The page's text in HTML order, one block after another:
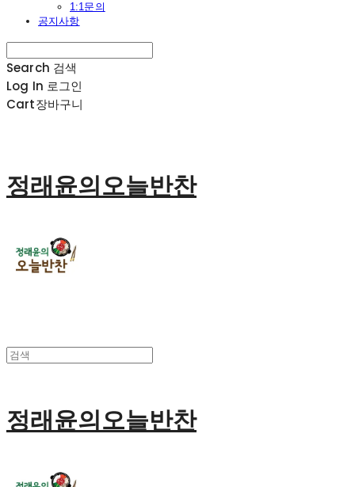
1:1문의
공지사항
Search 검색
Log In 로그인
Cart장바구니
정래윤의오늘반찬
정래윤의오늘반찬